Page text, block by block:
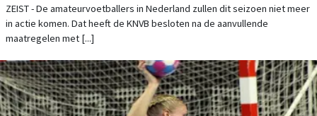
ZEIST - De amateurvoetballers in Nederland zullen dit seizoen niet meer
in actie komen. Dat heeft de KNVB besloten na de aanvullende
maatregelen met [...]